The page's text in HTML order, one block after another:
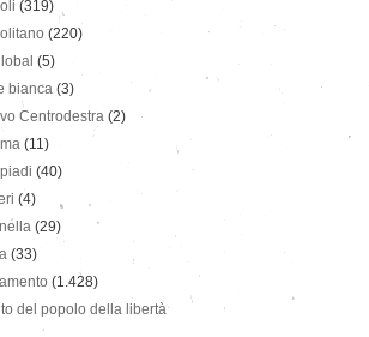
(319)
(220)
(5)
bianca (3)
Centrodestra (2)
(11)
(40)
(4)
(29)
(33)
(1.428)
del popolo della libertà